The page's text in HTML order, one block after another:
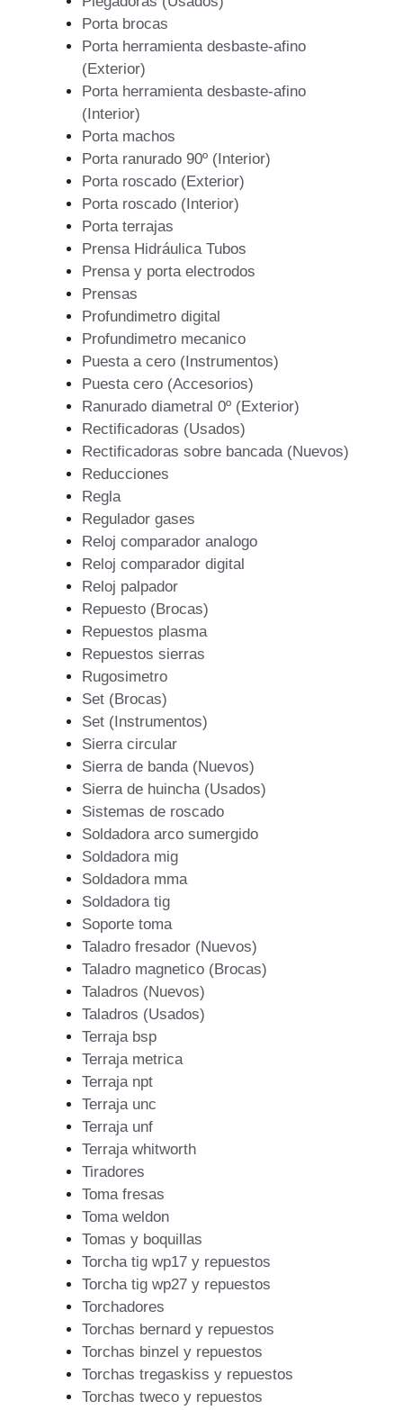
Porta brocas
Porta herramienta desbaste-afino
(Exterior)
Porta herramienta desbaste-afino
(Interior)
Porta machos
Porta ranurado 90º (Interior)
Porta roscado (Exterior)
Porta roscado (Interior)
Porta terrajas
Prensa Hidráulica Tubos
Prensa y porta electrodos
Prensas
Profundimetro digital
Profundimetro mecanico
Puesta a cero (Instrumentos)
Puesta cero (Accesorios)
Ranurado diametral 0º (Exterior)
Rectificadoras (Usados)
Rectificadoras sobre bancada (Nuevos)
Reducciones
Regla
Regulador gases
Reloj comparador analogo
Reloj comparador digital
Reloj palpador
Repuesto (Brocas)
Repuestos plasma
Repuestos sierras
Rugosimetro
Set (Brocas)
Set (Instrumentos)
Sierra circular
Sierra de banda (Nuevos)
Sierra de huincha (Usados)
Sistemas de roscado
Soldadora arco sumergido
Soldadora mig
Soldadora mma
Soldadora tig
Soporte toma
Taladro fresador (Nuevos)
Taladro magnetico (Brocas)
Taladros (Nuevos)
Taladros (Usados)
Terraja bsp
Terraja metrica
Terraja npt
Terraja unc
Terraja unf
Terraja whitworth
Tiradores
Toma fresas
Toma weldon
Tomas y boquillas
Torcha tig wp17 y repuestos
Torcha tig wp27 y repuestos
Torchadores
Torchas bernard y repuestos
Torchas binzel y repuestos
Torchas tregaskiss y repuestos
Torchas tweco y repuestos